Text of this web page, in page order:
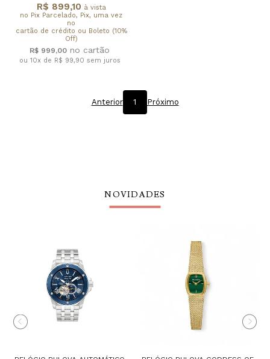
R$ 899,10 à vista
no Pix Parcelado, Pix, uma vez
no
cartão de crédito ou Boleto (10%
Off)
R$ 999,00
ou 10x de R$ 99,90 sem juros
Anterior 1 Próximo
NOVIDADES